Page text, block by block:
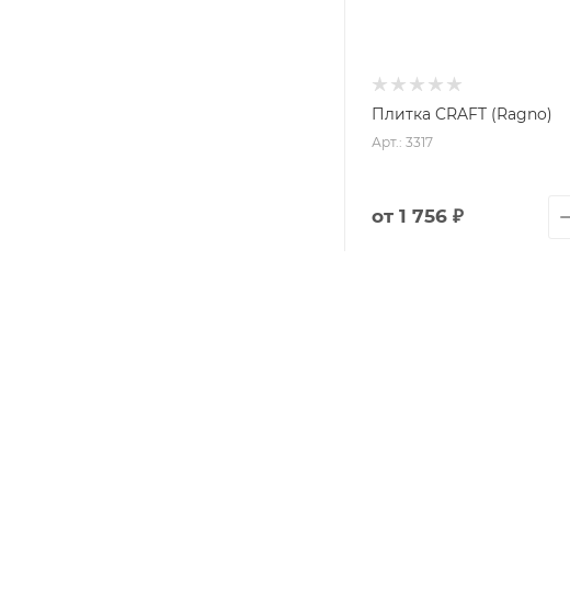
Плитка CRAFT (Ragno)
Арт.: 3317
от 1 756 ₽